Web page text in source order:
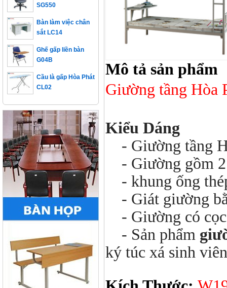
Mô tả sản phẩm
Giường tầng Hòa
Kiểu Dáng
- Giường tầng
- Giường gồm
- khung ống
- Giát giường
- Giường có cọc
- Sản phẩm
ký túc xá sinh
sắt LC14
G04B
CL02